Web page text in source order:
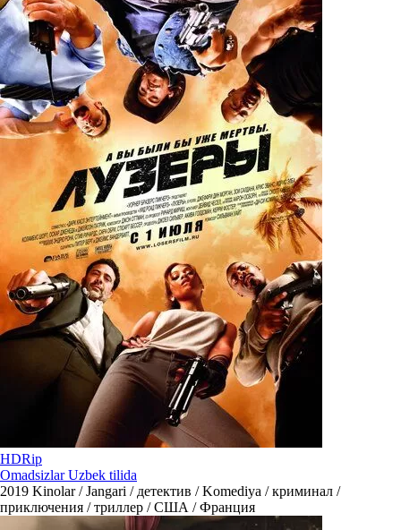
HDRip
Omadsizlar Uzbek tilida
2019 Kinolar / Jangari / детектив / Komediya / криминал /
приключения / триллер / США / Франция